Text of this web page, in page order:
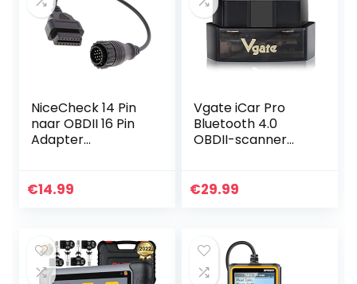
NiceCheck 14 Pin
naar OBDII 16 Pin
Adapter
€14.99
Vgate iCar Pro
Bluetooth 4.0
OBDII-scanner
Car Code Reader
€29.99